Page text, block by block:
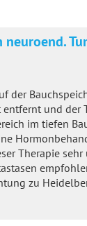
der
und der
im tiefen
Therapie
zu